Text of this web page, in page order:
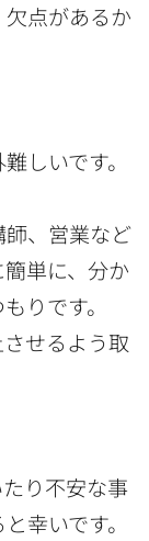
点があるか
しいです。
、営業など
単に、分か
りです。
せるよう取
り不安な事
幸いです。